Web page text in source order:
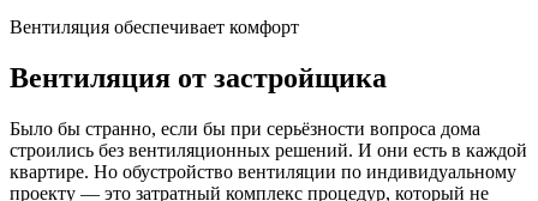
Вентиляция обеспечивает комфорт
Вентиляция от застройщика
Было бы странно, если бы при серьёзности вопроса дома
строились без вентиляционных решений. И они есть в каждой
квартире. Но обустройство вентиляции по индивидуальному
проекту — это затратный комплекс процедур, который не